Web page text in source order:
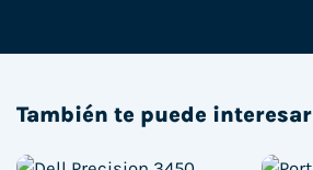
También te puede interesar